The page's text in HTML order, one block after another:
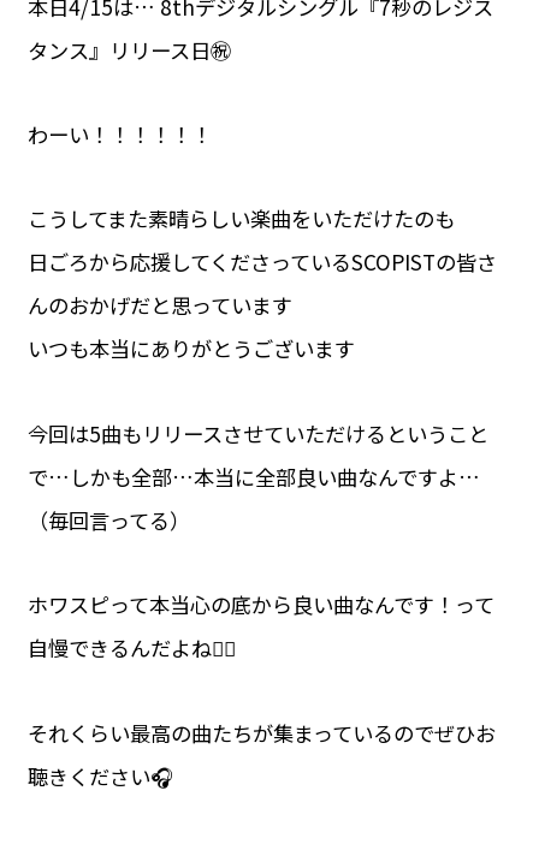
本日4/15は… 8thデジタルシングル『7秒のレジス
タンス』リリース日㊗️
わーい！！！！！！
こうしてまた素晴らしい楽曲をいただけたのも
日ごろから応援してくださっているSCOPISTの皆さ
んのおかげだと思っています
いつも本当にありがとうございます
今回は5曲もリリースさせていただけるということ
で…しかも全部…本当に全部良い曲なんですよ…
（毎回言ってる）
ホワスピって本当心の底から良い曲なんです！って
自慢できるんだよね🙂‍↕️
それくらい最高の曲たちが集まっているのでぜひお
聴きください🎧